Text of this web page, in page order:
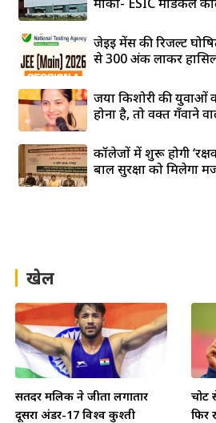
जेईई मेंस की रिजल्ट
से 300 अंक लाकर
जया किशोरी की युवाओं
होना है, तो वक्त गँवाने
कॉलेजों में शुरू होगी
बाल सुरक्षा को मिलेगा
खेल
सतिंदर मलिक ने जीता लगातार
दूसरा अंडर-17 विश्व कुश्ती
चोट
फिर